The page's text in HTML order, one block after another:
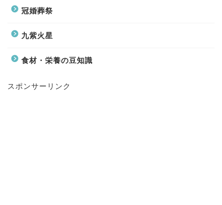
冠婚葬祭
九紫火星
食材・栄養の豆知識
スポンサーリンク